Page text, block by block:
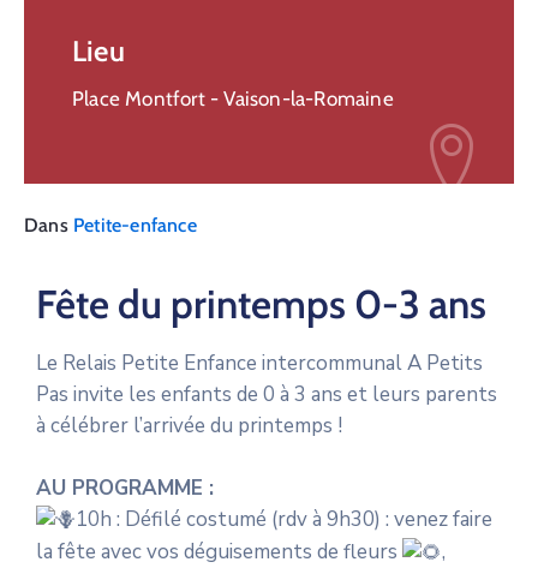
Lieu
Place Montfort - Vaison-la-Romaine
Dans Petite-enfance
Fête du printemps 0-3 ans
Le Relais Petite Enfance intercommunal A Petits
Pas invite les enfants de 0 à 3 ans et leurs parents
à célébrer l’arrivée du printemps !
AU PROGRAMME :
10h : Défilé costumé (rdv à 9h30) : venez faire
la fête avec vos déguisements de fleurs
,